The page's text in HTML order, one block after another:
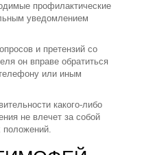
профилактические
уведомлением
и претензий со
он вправе обратиться
или иным
какого-либо
не влечет за собой
положений.